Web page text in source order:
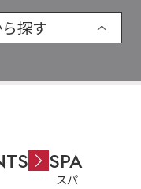
探す
SPA
スパ